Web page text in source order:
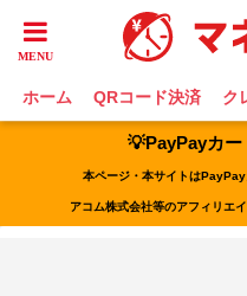
ホーム QRコード決済 ク
💡PayPayカ
本ページ・本サイトは
アコム株式会社等のアフィリエ